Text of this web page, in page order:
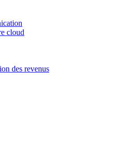
cloud
des revenus